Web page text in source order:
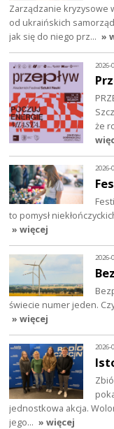
Zarządzanie kryzysowe
od ukraińskich
jak się do niego prz… »
2026-
że
2026-
to pomysł
» więcej
2026-
świecie numer jeden.
» więcej
2026-
jednostkowa akcja.
jego… » więcej